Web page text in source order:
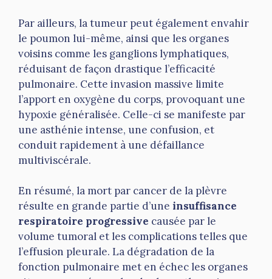
Par ailleurs, la tumeur peut également envahir
le poumon lui-même, ainsi que les organes
voisins comme les ganglions lymphatiques,
réduisant de façon drastique l’efficacité
pulmonaire. Cette invasion massive limite
l’apport en oxygène du corps, provoquant une
hypoxie généralisée. Celle-ci se manifeste par
une asthénie intense, une confusion, et
conduit rapidement à une défaillance
multiviscérale.
En résumé, la mort par cancer de la plèvre
résulte en grande partie d’une insuffisance
respiratoire progressive causée par le
volume tumoral et les complications telles que
l’effusion pleurale. La dégradation de la
fonction pulmonaire met en échec les organes